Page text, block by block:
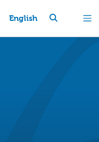
English